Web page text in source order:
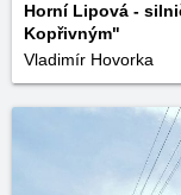
Horní Lipová -
Kopřivným"
Vladimír Hovorka